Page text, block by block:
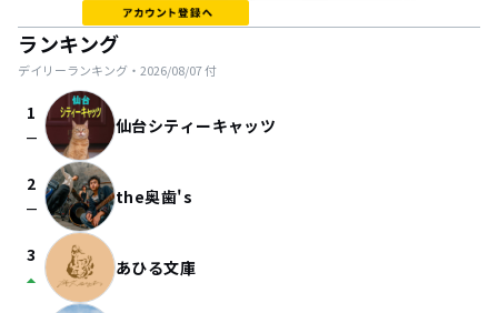
ランキング
デイリーランキング・ 2026/08/07付
1
check_indeterminate_small 仙台シティーキャッツ
2
check_indeterminate_small the奥歯's
3
arrow_drop_up あひる文庫